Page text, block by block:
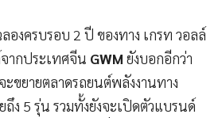
องครบรอบ 2 ปี ของทาง เกรท วอลล์
ากประเทศจีน GWM ยังบอกอีกว่า
ขยายตลาดรถยนต์พลังงานทาง
ถึง 5 รุ่น รวมทั้งยังจะเปิดตัวแบรนด์